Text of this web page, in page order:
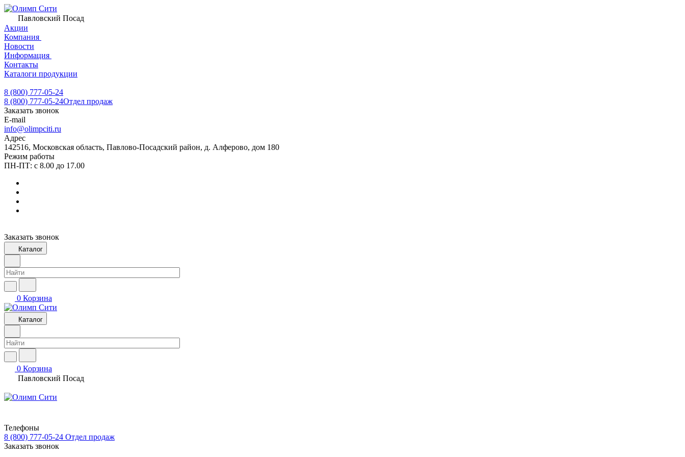
Павловский Посад
Акции
Компания
Новости
Информация
Контакты
Каталоги продукции
8 (800) 777-05-24
8 (800) 777-05-24Отдел продаж
Заказать звонок
E-mail
info@olimpciti.ru
Адрес
142516, Московская область, Павлово-Посадский район, д. Алферово, дом 180
Режим работы
ПН-ПТ: с 8.00 до 17.00
Заказать звонок
Каталог
0 Корзина
Каталог
0 Корзина
Павловский Посад
Телефоны
8 (800) 777-05-24 Отдел продаж
Заказать звонок